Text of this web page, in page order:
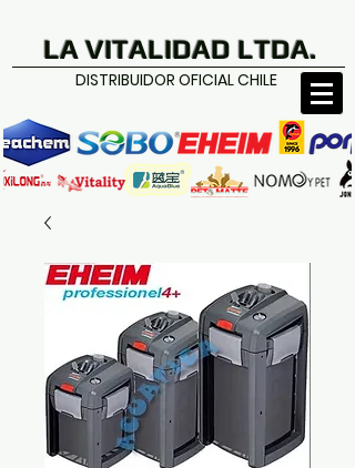
LA VITALIDAD LTDA.
DISTRIBUIDOR OFICIAL CHILE